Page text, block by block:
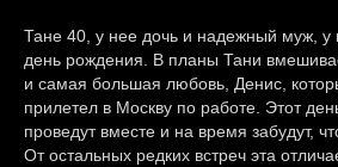
Тане 40, у нее дочь и надежный муж, у
день рождения. В планы Тани
и самая большая любовь, Денис,
прилетел в Москву по работе. Этот
проведут вместе и на время забудут,
От остальных редких встреч эта